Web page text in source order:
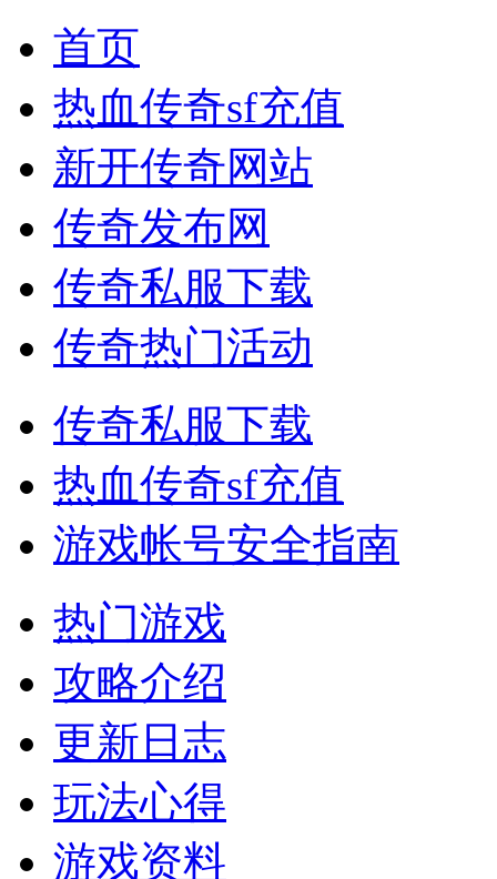
首页
热血传奇sf充值
新开传奇网站
传奇发布网
传奇私服下载
传奇热门活动
传奇私服下载
热血传奇sf充值
游戏帐号安全指南
热门游戏
攻略介绍
更新日志
玩法心得
游戏资料